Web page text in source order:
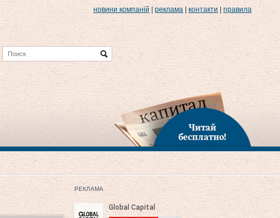
новини компаній реклама контакти правила
Читай
бесплатно!
РЕКЛАМА